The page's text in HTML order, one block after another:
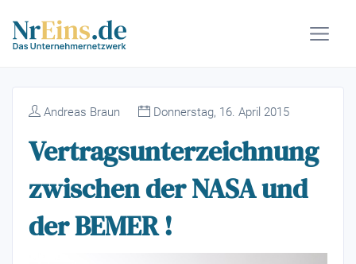
Andreas Braun Donnerstag, 16. April 2015
Vertragsunterzeichnung
zwischen der NASA und
der BEMER !